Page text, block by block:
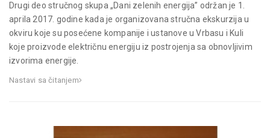
Drugi deo stručnog skupa „Dani zelenih energija” održan je 1.
aprila 2017. godine kada je organizovana stručna ekskurzija u
okviru koje su posećene kompanije i ustanove u Vrbasu i Kuli
koje proizvode električnu energiju iz postrojenja sa obnovljivim
izvorima energije.
Nastavi sa čitanjem